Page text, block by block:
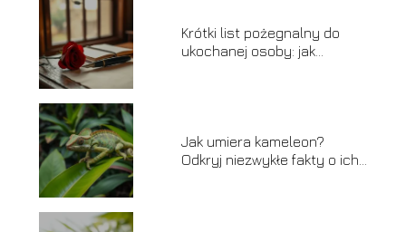
Krótki list pożegnalny do
ukochanej osoby: jak
Jak umiera kameleon?
Odkryj niezwykłe fakty o ich